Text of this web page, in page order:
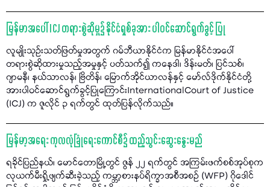
မြန်မာအပေါ် ICJ တရားစွဲဆိုမှု၌ နိုင်ငံရှစ်ခုအား ပါဝင်ဆောင်ရွက်ခွင့် ပြု
လူမျိုးသုဉ်းသတ်ဖြတ်မှုအတွက် ဂမ်ဘီယာနိုင်ငံက မြန်မာနိုင်ငံအပေါ်
တရားစွဲဆိုထားမှုသည့်အမှုနှင့် ပတ်သက်၍ ကနေဒါ၊ ဒိန်းမတ်၊ ပြင်သစ်၊
ဂျာမနီ၊ နယ်သာလန်၊ ဗြိတိန်၊ မြောက်အိုင်ယာလန်နှင့် မော်လ်ဒိုက်နိုင်ငံတို့
အားပါဝင်ဆောင်ရွက်ခွင့်ပြုကြောင်းInternationalCourt of Justice
(ICJ) က ဇူလိုင် ၃ ရက်တွင် ထုတ်ပြန်လိုက်သည်။
မြန်မာ့အရေး ကုလလုံခြုံရေးကောင်စီ၌ ထည့်သွင်းဆွေးနွေးမည်
ရခိုင်ပြည်နယ်၊ မောင်တောမြို့တွင် ဇွန် ၂၂ ရက်တွင် အကြမ်းဖက်စစ်အုပ်စုက
လုယက်မီးရှို့ဖျက်ဆီးခဲ့သည့် ကမ္ဘာ့စားနပ်ရိက္ခာအစီအစဉ် (WFP) ဂိုဒေါင်